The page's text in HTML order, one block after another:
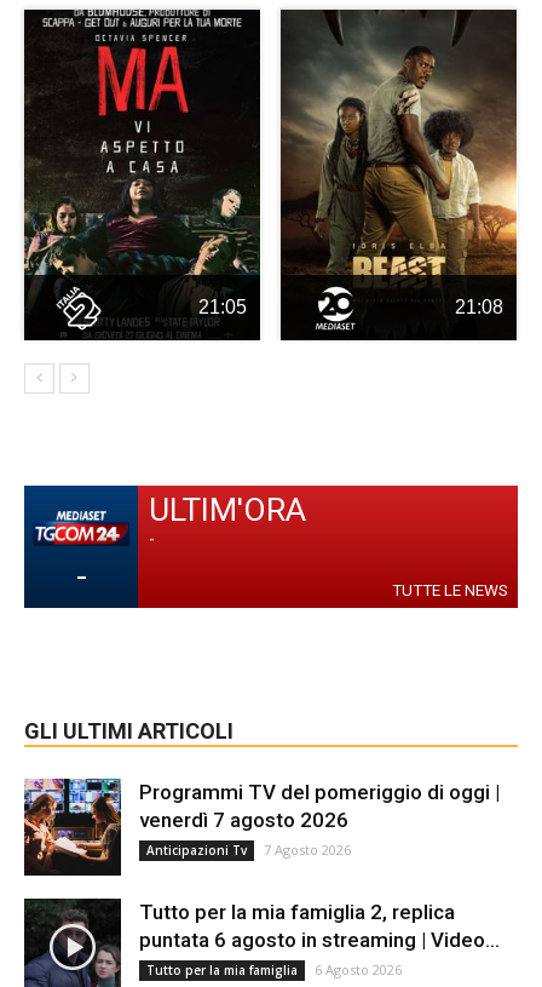
21:05 21:08
-
ULTIM'ORA
-
TUTTE LE NEWS
GLI ULTIMI ARTICOLI
Programmi TV del pomeriggio di oggi |
venerdì 7 agosto 2026
Anticipazioni Tv 7 Agosto 2026
Tutto per la mia famiglia 2, replica
puntata 6 agosto in streaming | Video...
Tutto per la mia famiglia 6 Agosto 2026